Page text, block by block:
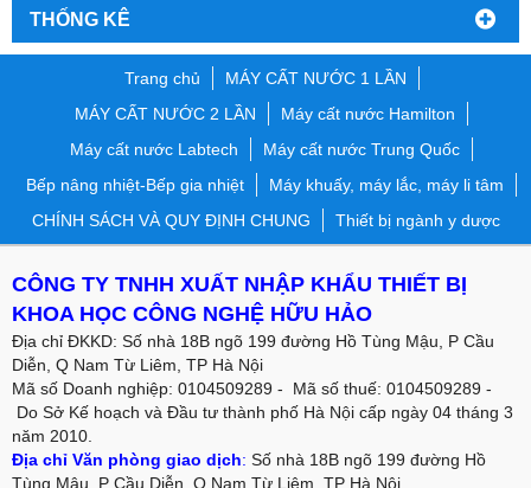
THỐNG KÊ
Trang chủ
MÁY CẤT NƯỚC 1 LẦN
MÁY CẤT NƯỚC 2 LẦN
Máy cất nước Hamilton
Máy cất nước Labtech
Máy cất nước Trung Quốc
Bếp nâng nhiệt-Bếp gia nhiệt
Máy khuấy, máy lắc, máy li tâm
CHÍNH SÁCH VÀ QUY ĐỊNH CHUNG
Thiết bị ngành y dược
CÔNG TY TNHH XUẤT NHẬP KHẨU THIẾT BỊ
KHOA HỌC CÔNG NGHỆ HỮU HẢO
Địa chỉ ĐKKD: Số nhà 18B ngõ 199 đường Hồ Tùng Mậu, P Cầu
Diễn, Q Nam Từ Liêm, TP Hà Nội
Mã số Doanh nghiệp: 0104509289 - Mã số thuế: 0104509289 -
Do Sở Kế hoạch và Đầu tư thành phố Hà Nội cấp ngày 04 tháng 3
năm 2010.
Địa chỉ Văn phòng giao dịch: Số nhà 18B ngõ 199 đường Hồ
Tùng Mậu, P Cầu Diễn, Q Nam Từ Liêm, TP Hà Nội